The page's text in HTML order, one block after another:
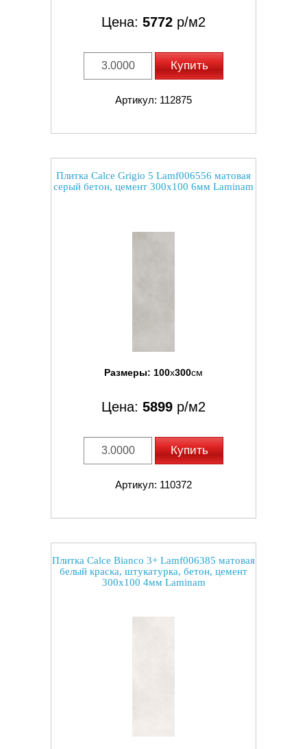
Цена: 5772 р/м2
Купить
Артикул: 112875
Плитка Calce Grigio 5 Lamf006556 матовая
серый бетон, цемент 300x100 6мм Laminam
Размеры: 100x300см
Цена: 5899 р/м2
Купить
Артикул: 110372
Плитка Calce Bianco 3+ Lamf006385 матовая
белый краска, штукатурка, бетон, цемент
300x100 4мм Laminam